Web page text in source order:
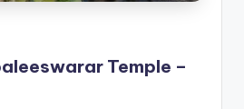
Temple –